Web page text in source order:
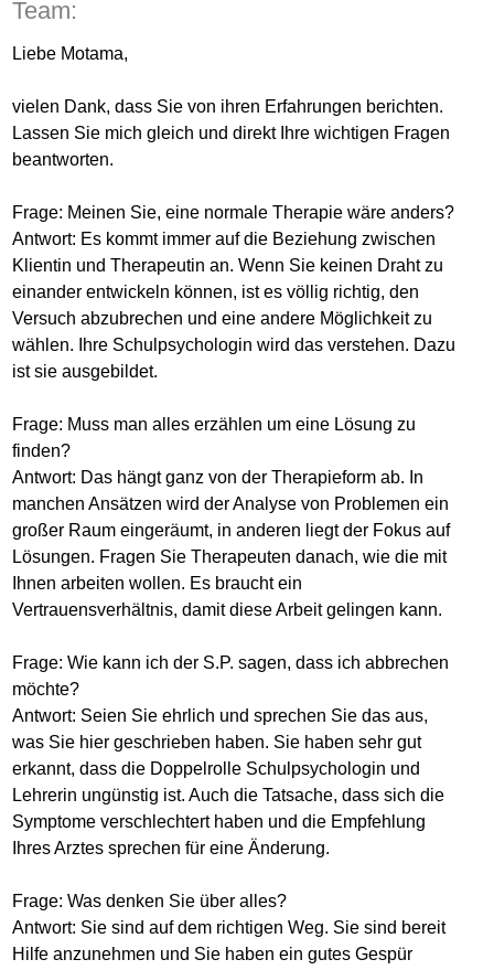
Team:
Liebe Motama,
vielen Dank, dass Sie von ihren Erfahrungen berichten.
Lassen Sie mich gleich und direkt Ihre wichtigen Fragen
beantworten.
Frage: Meinen Sie, eine normale Therapie wäre anders?
Antwort: Es kommt immer auf die Beziehung zwischen
Klientin und Therapeutin an. Wenn Sie keinen Draht zu
einander entwickeln können, ist es völlig richtig, den
Versuch abzubrechen und eine andere Möglichkeit zu
wählen. Ihre Schulpsychologin wird das verstehen. Dazu
ist sie ausgebildet.
Frage: Muss man alles erzählen um eine Lösung zu
finden?
Antwort: Das hängt ganz von der Therapieform ab. In
manchen Ansätzen wird der Analyse von Problemen ein
großer Raum eingeräumt, in anderen liegt der Fokus auf
Lösungen. Fragen Sie Therapeuten danach, wie die mit
Ihnen arbeiten wollen. Es braucht ein
Vertrauensverhältnis, damit diese Arbeit gelingen kann.
Frage: Wie kann ich der S.P. sagen, dass ich abbrechen
möchte?
Antwort: Seien Sie ehrlich und sprechen Sie das aus,
was Sie hier geschrieben haben. Sie haben sehr gut
erkannt, dass die Doppelrolle Schulpsychologin und
Lehrerin ungünstig ist. Auch die Tatsache, dass sich die
Symptome verschlechtert haben und die Empfehlung
Ihres Arztes sprechen für eine Änderung.
Frage: Was denken Sie über alles?
Antwort: Sie sind auf dem richtigen Weg. Sie sind bereit
Hilfe anzunehmen und Sie haben ein gutes Gespür